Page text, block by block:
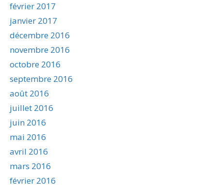
février 2017
janvier 2017
décembre 2016
novembre 2016
octobre 2016
septembre 2016
août 2016
juillet 2016
juin 2016
mai 2016
avril 2016
mars 2016
février 2016